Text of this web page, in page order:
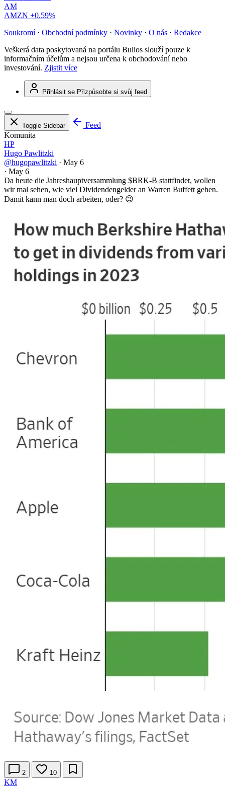
AM
AMZN +0.59%
Soukromí · Obchodní podmínky · Novinky · O nás · Redakce
Veškerá data poskytovaná na portálu Bulios slouží pouze k
informačním účelům a nejsou určena k obchodování nebo
investování. Zjistit více
Přihlásit se Přizpůsobte si svůj feed
Toggle Sidebar
Feed
Komunita
HP
Hugo Pawlitzki
@hugopawlitzki · May 6
· May 6
Da heute die Jahreshauptversammlung $BRK-B stattfindet, wollen
wir mal sehen, wie viel Dividendengelder an Warren Buffett gehen.
Damit kann man doch arbeiten, oder? 😉
2 10
KM